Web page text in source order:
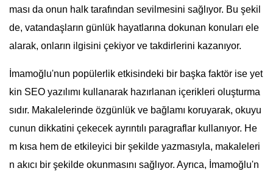
ması da onun halk tarafından sevilmesini sağlıyor. Bu şekil
de, vatandaşların günlük hayatlarına dokunan konuları ele
alarak, onların ilgisini çekiyor ve takdirlerini kazanıyor.
İmamoğlu'nun popülerlik etkisindeki bir başka faktör ise yet
kin SEO yazılımı kullanarak hazırlanan içerikleri oluşturma
sıdır. Makalelerinde özgünlük ve bağlamı koruyarak, okuyu
cunun dikkatini çekecek ayrıntılı paragraflar kullanıyor. He
m kısa hem de etkileyici bir şekilde yazmasıyla, makaleleri
n akıcı bir şekilde okunmasını sağlıyor. Ayrıca, İmamoğlu'n